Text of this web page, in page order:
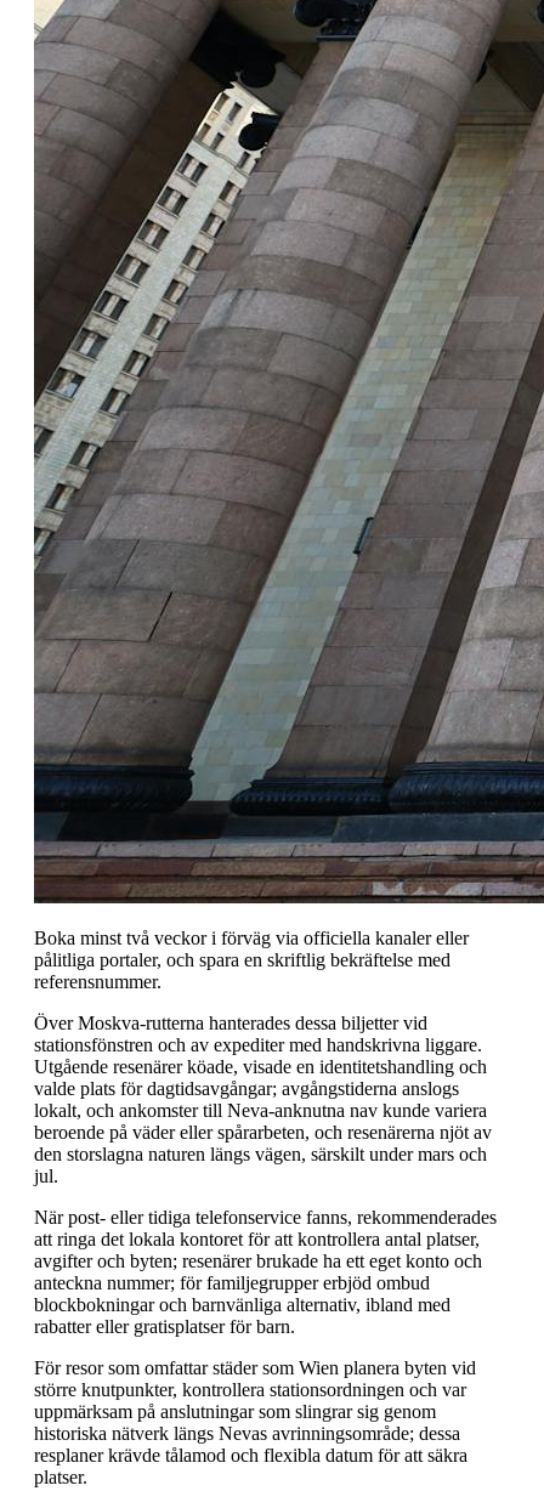
Boka minst två veckor i förväg via officiella kanaler eller
pålitliga portaler, och spara en skriftlig bekräftelse med
referensnummer.
Över Moskva-rutterna hanterades dessa biljetter vid
stationsfönstren och av expediter med handskrivna liggare.
Utgående resenärer köade, visade en identitetshandling och
valde plats för dagtidsavgångar; avgångstiderna anslogs
lokalt, och ankomster till Neva-anknutna nav kunde variera
beroende på väder eller spårarbeten, och resenärerna njöt av
den storslagna naturen längs vägen, särskilt under mars och
jul.
När post- eller tidiga telefonservice fanns, rekommenderades
att ringa det lokala kontoret för att kontrollera antal platser,
avgifter och byten; resenärer brukade ha ett eget konto och
anteckna nummer; för familjegrupper erbjöd ombud
blockbokningar och barnvänliga alternativ, ibland med
rabatter eller gratisplatser för barn.
För resor som omfattar städer som Wien planera byten vid
större knutpunkter, kontrollera stationsordningen och var
uppmärksam på anslutningar som slingrar sig genom
historiska nätverk längs Nevas avrinningsområde; dessa
resplaner krävde tålamod och flexibla datum för att säkra
platser.